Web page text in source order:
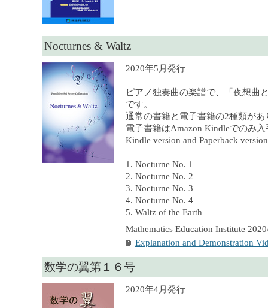
Nocturnes & Waltz
2020年5月発行
ピアノ独奏曲の楽譜で、「夜想曲
です。
通常の書籍と電子書籍の2種類があ
電子書籍はAmazon Kindleでのみ
Kindle version and Paperback
1. Nocturne No. 1
2. Nocturne No. 2
3. Nocturne No. 3
4. Nocturne No. 4
5. Waltz of the Earth
Mathematics Education Institute
Explanation and Demonstration
数学の翼第１６号
2020年4月発行